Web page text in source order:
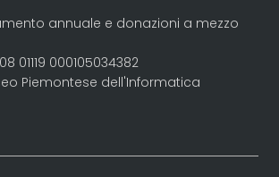
annuale e donazioni a mezzo
01119 000105034382
Piemontese dell'Informatica